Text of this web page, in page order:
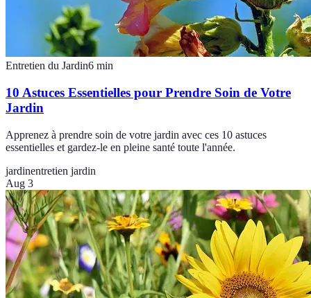
Entretien du Jardin6 min
10 Astuces Essentielles pour Prendre Soin de Votre
Jardin
Apprenez à prendre soin de votre jardin avec ces 10 astuces
essentielles et gardez-le en pleine santé toute l'année.
jardinentretien jardin
Aug 3